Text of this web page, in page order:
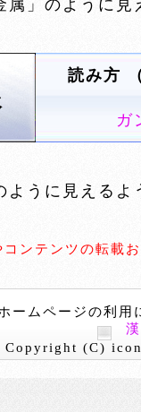
属」のように
読み方
ガ
ように見えるよ
ンテンツの転載
ームページの利用
Copyright (C)